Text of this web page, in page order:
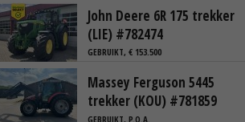
John Deere 6R 175 trekker
(LIE) #782474
GEBRUIKT, € 153.500
Massey Ferguson 5445
trekker (KOU) #781859
GEBRUIKT, P.O.A.